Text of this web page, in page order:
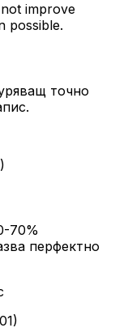
improve
possible.
точно
70%
перфектно